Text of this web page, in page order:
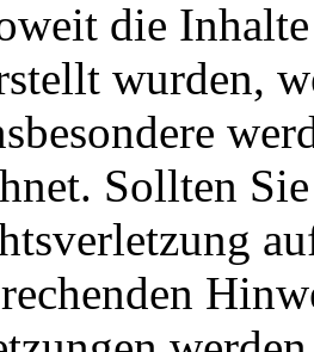
die
wurden,
Sollten